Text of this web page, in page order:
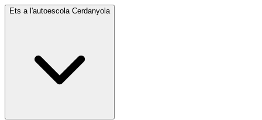
Ets a l'autoescola Cerdanyola